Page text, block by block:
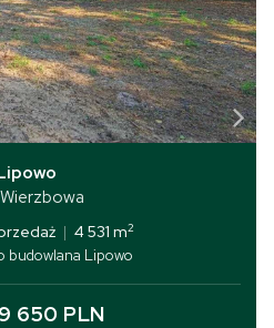
| 4 531 m2
budowlana Lipowo
650 PLN